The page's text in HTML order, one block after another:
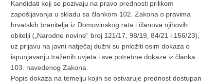
Kandidati koji se pozivaju na pravo prednosti prilikom
zapošljavanja u skladu sa člankom 102. Zakona o pravima
hrvatskih branitelja iz Domovinskog rata i članova njihovih
obitelji („Narodne novine“ broj 121/17, 98/19, 84/21 i 156/23),
uz prijavu na javni natječaj dužni su priložiti osim dokaza o
ispunjavanju traženih uvjeta i sve potrebne dokaze iz članka
103. navedenog Zakona.
Popis dokaza na temelju kojih se ostvaruje prednost dostupan